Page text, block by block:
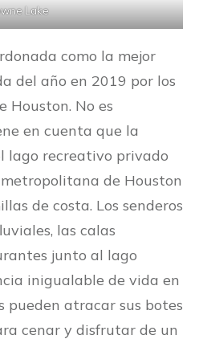
Lake
como la mejor
del año en 2019 por los
Houston. No es
en cuenta que la
lago recreativo privado
de Houston
de costa. Los senderos
las calas
junto al lago
inigualable de vida en
pueden atracar sus botes
cenar y disfrutar de un